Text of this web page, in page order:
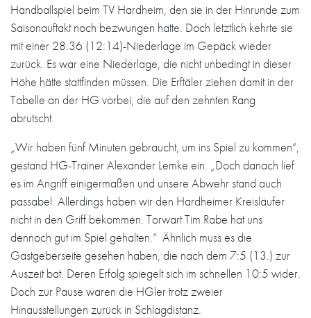
Handballspiel beim TV Hardheim, den sie in der Hinrunde zum
Saisonauftakt noch bezwungen hatte. Doch letztlich kehrte sie
mit einer 28:36 (12:14)-Niederlage im Gepäck wieder
zurück. Es war eine Niederlage, die nicht unbedingt in dieser
Höhe hätte stattfinden müssen. Die Erftäler ziehen damit in der
Tabelle an der HG vorbei, die auf den zehnten Rang
abrutscht.
„Wir haben fünf Minuten gebraucht, um ins Spiel zu kommen“,
gestand HG-Trainer Alexander Lemke ein. „Doch danach lief
es im Angriff einigermaßen und unsere Abwehr stand auch
passabel. Allerdings haben wir den Hardheimer Kreisläufer
nicht in den Griff bekommen. Torwart Tim Rabe hat uns
dennoch gut im Spiel gehalten.“ Ähnlich muss es die
Gastgeberseite gesehen haben, die nach dem 7:5 (13.) zur
Auszeit bat. Deren Erfolg spiegelt sich im schnellen 10:5 wider.
Doch zur Pause waren die HGler trotz zweier
Hinausstellungen zurück in Schlagdistanz.